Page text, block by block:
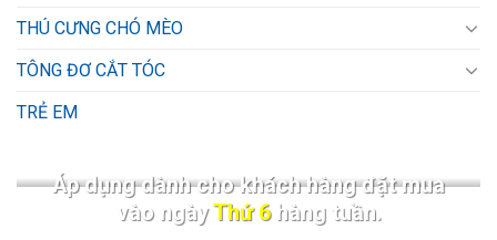
THÚ CƯNG CHÓ MÈO
TÔNG ĐƠ CẮT TÓC
TRẺ EM
Áp dụng dành cho khách hàng đặt mua
vào ngàyThứ 6hàng tuần.